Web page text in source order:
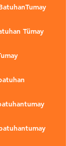
Tümay